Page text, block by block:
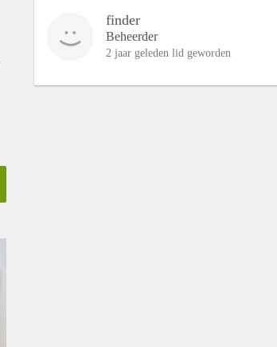
finder
Beheerder
2 jaar geleden lid geworden